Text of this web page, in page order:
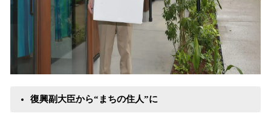
復興副大臣から“まちの住人”に